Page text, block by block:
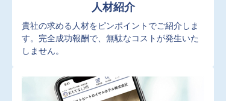
人材紹介
貴社の求める人材をピンポイントでご紹介しま
す。完全成功報酬で、無駄なコストが発生いた
しません。